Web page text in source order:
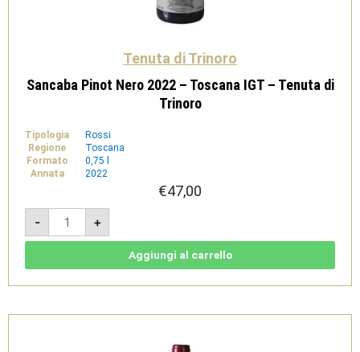
Tenuta di Trinoro
Sancaba Pinot Nero 2022 – Toscana IGT – Tenuta di
Trinoro
Tipologia
Rossi
Regione
Toscana
Formato
0,75 l
Annata
2022
€47,00
-
Sancaba
Pinot
Nero
2022
-
Trinoro
+
Aggiungi al carrello